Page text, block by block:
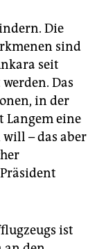
Die
sind
seit
Das
in der
Langem eine
– das aber
ist